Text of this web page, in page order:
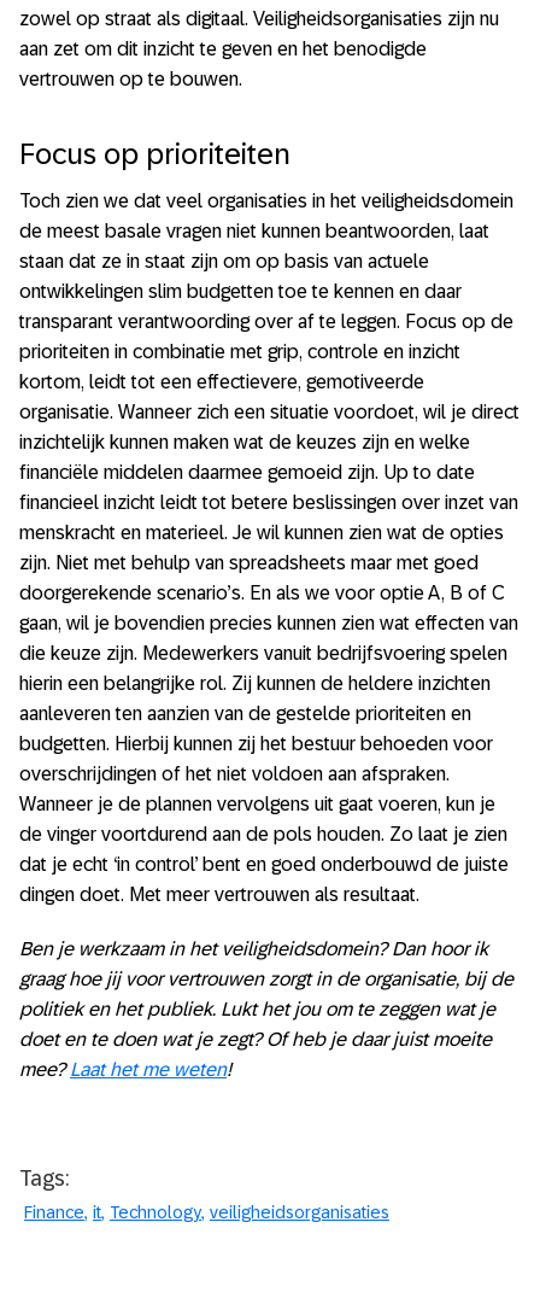
zowel op straat als digitaal. Veiligheidsorganisaties zijn nu
aan zet om dit inzicht te geven en het benodigde
vertrouwen op te bouwen.
Focus op prioriteiten
Toch zien we dat veel organisaties in het veiligheidsdomein
de meest basale vragen niet kunnen beantwoorden, laat
staan dat ze in staat zijn om op basis van actuele
ontwikkelingen slim budgetten toe te kennen en daar
transparant verantwoording over af te leggen. Focus op de
prioriteiten in combinatie met grip, controle en inzicht
kortom, leidt tot een effectievere, gemotiveerde
organisatie. Wanneer zich een situatie voordoet, wil je direct
inzichtelijk kunnen maken wat de keuzes zijn en welke
financiële middelen daarmee gemoeid zijn. Up to date
financieel inzicht leidt tot betere beslissingen over inzet van
menskracht en materieel. Je wil kunnen zien wat de opties
zijn. Niet met behulp van spreadsheets maar met goed
doorgerekende scenario’s. En als we voor optie A, B of C
gaan, wil je bovendien precies kunnen zien wat effecten van
die keuze zijn. Medewerkers vanuit bedrijfsvoering spelen
hierin een belangrijke rol. Zij kunnen de heldere inzichten
aanleveren ten aanzien van de gestelde prioriteiten en
budgetten. Hierbij kunnen zij het bestuur behoeden voor
overschrijdingen of het niet voldoen aan afspraken.
Wanneer je de plannen vervolgens uit gaat voeren, kun je
de vinger voortdurend aan de pols houden. Zo laat je zien
dat je echt ‘in control’ bent en goed onderbouwd de juiste
dingen doet. Met meer vertrouwen als resultaat.
Ben je werkzaam in het veiligheidsdomein? Dan hoor ik
graag hoe jij voor vertrouwen zorgt in de organisatie, bij de
politiek en het publiek. Lukt het jou om te zeggen wat je
doet en te doen wat je zegt? Of heb je daar juist moeite
mee?Laat het me weten!
Tags:
Finance it Technology veiligheidsorganisaties